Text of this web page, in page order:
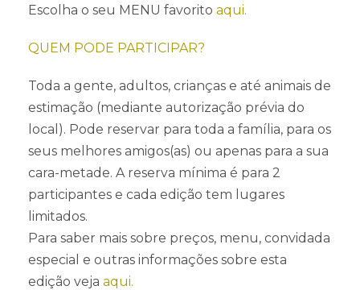
Escolha o seu MENU favorito aqui.
QUEM PODE PARTICIPAR?
Toda a gente, adultos, crianças e até animais de
estimação (mediante autorização prévia do
local). Pode reservar para toda a família, para os
seus melhores amigos(as) ou apenas para a sua
cara-metade. A reserva mínima é para 2
participantes e cada edição tem lugares
limitados.
Para saber mais sobre preços, menu, convidada
especial e outras informações sobre esta
edição veja aqui.